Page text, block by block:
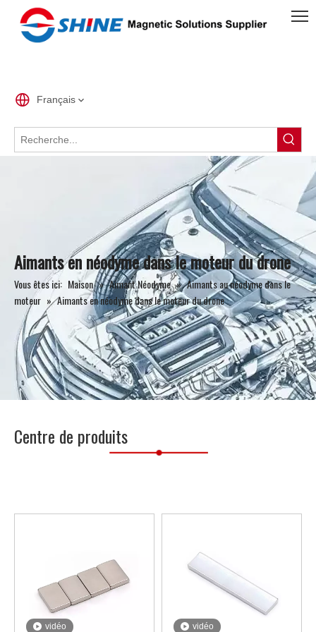
Français
Aimants en néodyme dans le moteur du drone
Vous êtes ici: Maison » Aimant Néodyme » Aimants au néodyme dans le
moteur » Aimants en néodyme dans le moteur du drone
Centre de produits
vidéo vidéo